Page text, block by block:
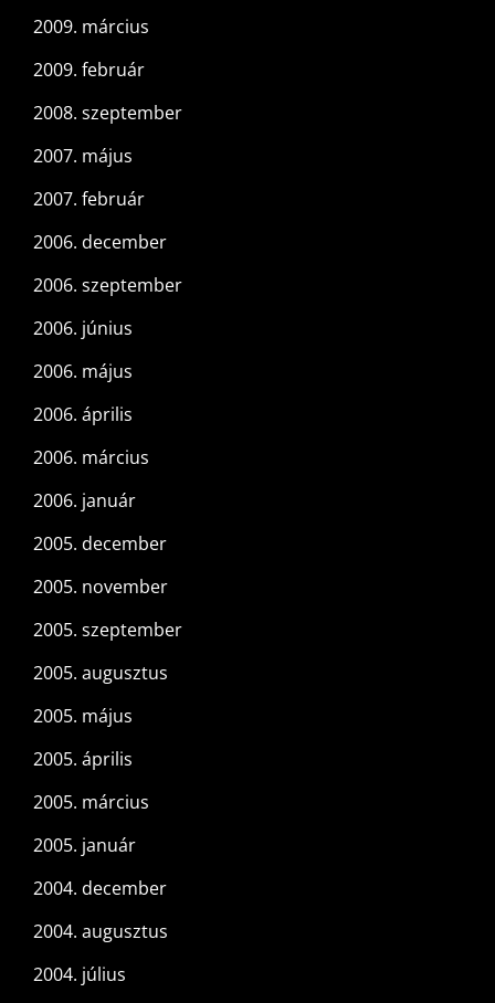
2009. március
2009. február
2008. szeptember
2007. május
2007. február
2006. december
2006. szeptember
2006. június
2006. május
2006. április
2006. március
2006. január
2005. december
2005. november
2005. szeptember
2005. augusztus
2005. május
2005. április
2005. március
2005. január
2004. december
2004. augusztus
2004. július